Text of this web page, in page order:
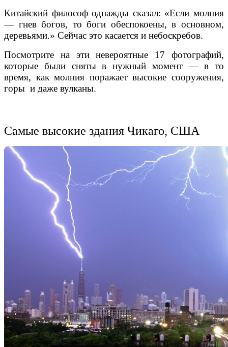
Китайский философоднажды сказал: «Еслимолния
— гнев богов, тобоги обеспокоены, в основном,
деревьями.» Сейчас это касается и небоскребов.
Посмотрите на эти невероятные 17 фотографий,
которые были сняты в нужный момент — в то
время, как молния поражает высокие сооружения,
горы и даже вулканы.
Самые высокие здания Чикаго, США